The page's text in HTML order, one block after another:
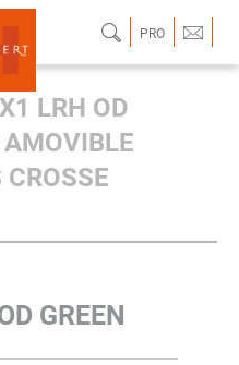
PRO
LRH OD
AMOVIBLE
GREEN